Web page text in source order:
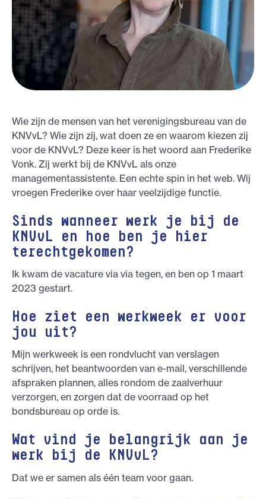
Wie zijn de mensen van het verenigingsbureau van de
KNVvL? Wie zijn zij, wat doen ze en waarom kiezen zij
voor de KNVvL? Deze keer is het woord aan Frederike
Vonk. Zij werkt bij de KNVvL als onze
managementassistente. Een echte spin in het web. Wij
vroegen Frederike over haar veelzijdige functie.
Sinds wanneer werk je bij de
KNVvL en hoe ben je hier
terechtgekomen?
Ik kwam de vacature via via tegen, en ben op 1 maart
2023 gestart.
Hoe ziet een werkweek er voor
jou uit?
Mijn werkweek is een rondvlucht van verslagen
schrijven, het beantwoorden van e-mail, verschillende
afspraken plannen, alles rondom de zaalverhuur
verzorgen, en zorgen dat de voorraad op het
bondsbureau op orde is.
Wat vind je belangrijk aan je
werk bij de KNVvL?
Dat we er samen als één team voor gaan.